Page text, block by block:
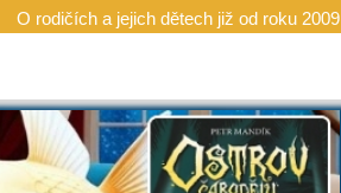
O rodičích a jejich dětech již od roku 2009